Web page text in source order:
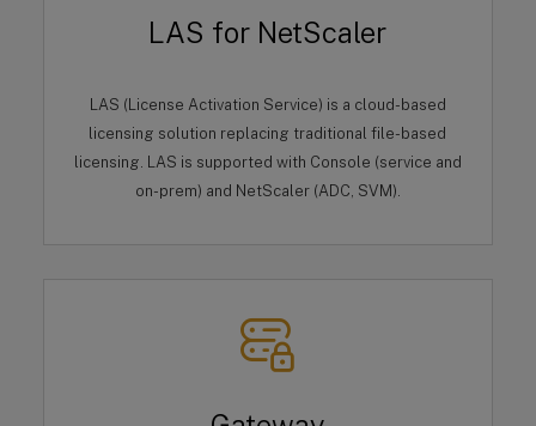
LAS for NetScaler
LAS (License Activation Service) is a cloud-based
licensing solution replacing traditional file-based
licensing. LAS is supported with Console (service and
on-prem) and NetScaler (ADC, SVM).